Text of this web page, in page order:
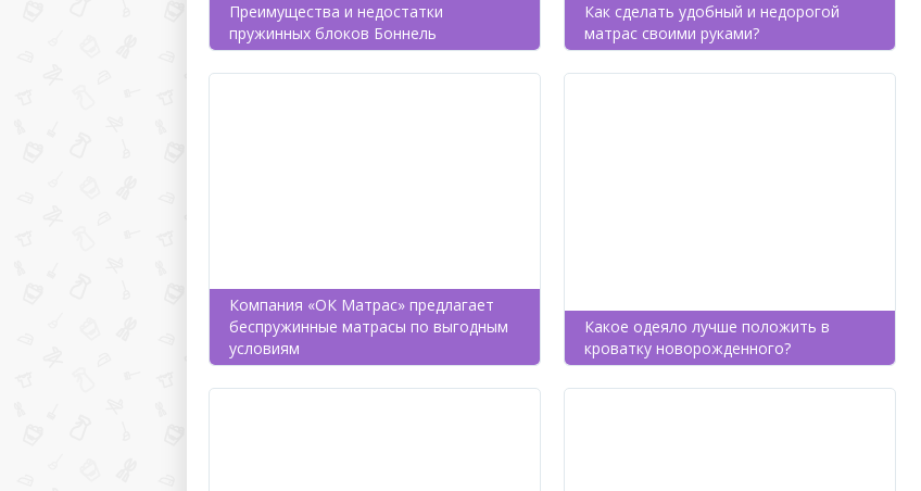
Преимущества и недостатки
пружинных блоков Боннель
Как сделать удобный и недорогой
матрас своими руками?
Компания «ОК Матрас» предлагает
беспружинные матрасы по выгодным
условиям
Какое одеяло лучше положить в
кроватку новорожденного?